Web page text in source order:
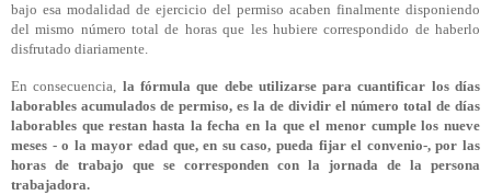
bajo esa modalidad de ejercicio del permiso acaben finalmente disponiendo
del mismo número total de horas que les hubiere correspondido de haberlo
disfrutado diariamente.
En consecuencia, la fórmula que debe utilizarse para cuantificar los días
laborables acumulados de permiso, es la de dividir el número total de días
laborables que restan hasta la fecha en la que el menor cumple los nueve
meses - o la mayor edad que, en su caso, pueda fijar el convenio-, por las
horas de trabajo que se corresponden con la jornada de la persona
trabajadora.